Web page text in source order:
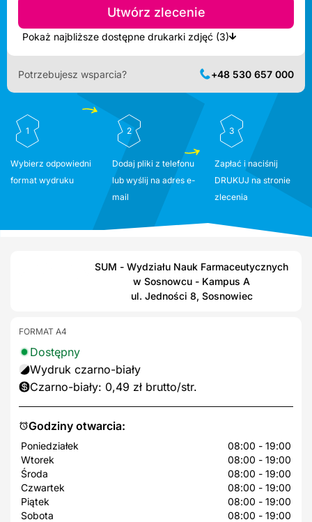
Utwórz zlecenie
Pokaż najbliższe dostępne drukarki zdjęć (3)
Potrzebujesz wsparcia? +48 530 657 000
1
Wybierz odpowiedni
format wydruku
2
Dodaj pliki z telefonu
lub wyślij na adres e-
mail
3
Zapłać i naciśnij
DRUKUJ na stronie
zlecenia
SUM - Wydziału Nauk Farmaceutycznych
w Sosnowcu - Kampus A
ul. Jedności 8, Sosnowiec
Godziny otwarcia:
Poniedziałek
08:00 - 19:00
Wtorek
08:00 - 19:00
Środa
08:00 - 19:00
Czwartek
08:00 - 19:00
Piątek
08:00 - 19:00
Sobota
08:00 - 19:00
FORMAT A4
Dostępny
Wydruk czarno-biały
Czarno-biały: 0,49 zł brutto/str.